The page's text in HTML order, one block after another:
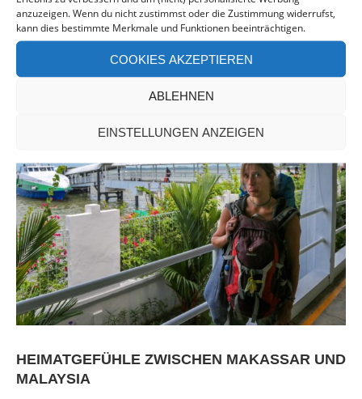
anzuzeigen. Wenn du nicht zustimmst oder die Zustimmung widerrufst,
kann dies bestimmte Merkmale und Funktionen beeinträchtigen.
COOKIES AKZEPTIEREN
ABLEHNEN
EINSTELLUNGEN ANZEIGEN
HEIMATGEFÜHLE ZWISCHEN MAKASSAR UND
MALAYSIA